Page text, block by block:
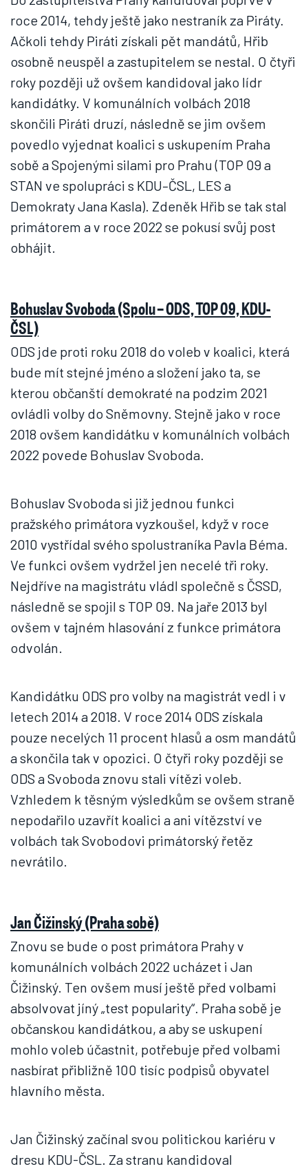
roce 2014, tehdy ještě jako nestraník za Piráty.
Ačkoli tehdy Piráti získali pět mandátů, Hřib
osobně neuspěl a zastupitelem se nestal. O čtyři
roky později už ovšem kandidoval jako lídr
kandidátky. V komunálních volbách 2018
skončili Piráti druzí, následně se jim ovšem
povedlo vyjednat koalici s uskupením Praha
sobě a Spojenými silami pro Prahu (TOP 09 a
STAN ve spolupráci s KDU–ČSL, LES a
Demokraty Jana Kasla). Zdeněk Hřib se tak stal
primátorem a v roce 2022 se pokusí svůj post
obhájit.
Bohuslav Svoboda (Spolu – ODS, TOP 09, KDU-
ČSL)
ODS jde proti roku 2018 do voleb v koalici, která
bude mít stejné jméno a složení jako ta, se
kterou občanští demokraté na podzim 2021
ovládli volby do Sněmovny. Stejně jako v roce
2018 ovšem kandidátku v komunálních volbách
2022 povede Bohuslav Svoboda.
Bohuslav Svoboda si již jednou funkci
pražského primátora vyzkoušel, když v roce
2010 vystřídal svého spolustraníka Pavla Béma.
Ve funkci ovšem vydržel jen necelé tři roky.
Nejdříve na magistrátu vládl společně s ČSSD,
následně se spojil s TOP 09. Na jaře 2013 byl
ovšem v tajném hlasování z funkce primátora
odvolán.
Kandidátku ODS pro volby na magistrát vedl i v
letech 2014 a 2018. V roce 2014 ODS získala
pouze necelých 11 procent hlasů a osm mandátů
a skončila tak v opozici. O čtyři roky později se
ODS a Svoboda znovu stali vítězi voleb.
Vzhledem k těsným výsledkům se ovšem straně
nepodařilo uzavřít koalici a ani vítězství ve
volbách tak Svobodovi primátorský řetěz
nevrátilo.
Jan Čižinský (Praha sobě)
Znovu se bude o post primátora Prahy v
komunálních volbách 2022 ucházet i Jan
Čižinský. Ten ovšem musí ještě před volbami
absolvovat jíný „test popularity“. Praha sobě je
občanskou kandidátkou, a aby se uskupení
mohlo voleb účastnit, potřebuje před volbami
nasbírat přibližně 100 tisíc podpisů obyvatel
hlavního města.
Jan Čižinský začínal svou politickou kariéru v
dresu KDU-ČSL. Za stranu kandidoval